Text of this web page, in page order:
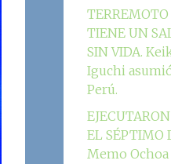
TERREMOTO
TIENE UN
SIN VIDA.
Iguchi
Perú.
EL SÉPTIMO
Memo